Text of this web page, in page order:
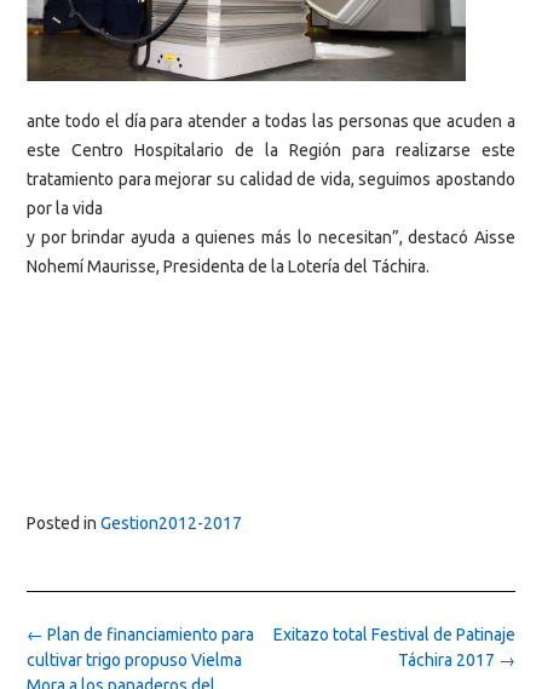
ante todo el día para atender a todas las personas que acuden a
este Centro Hospitalario de la Región para realizarse este
tratamiento para mejorar su calidad de vida, seguimos apostando
por la vida
y por brindar ayuda a quienes más lo necesitan”, destacó Aisse
Nohemí Maurisse, Presidenta de la Lotería del Táchira.
Posted in Gestion2012-2017
Post
navigation
Exitazo total Festival de Patinaje
Táchira 2017 →
← Plan de financiamiento para
cultivar trigo propuso Vielma
Mora a los panaderos del